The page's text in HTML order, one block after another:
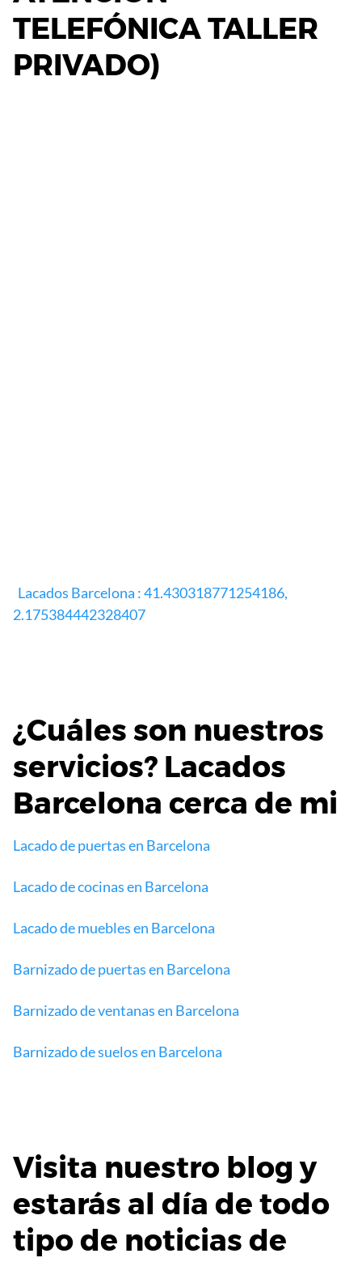
TELEFÓNICA TALLER
PRIVADO)
Lacados Barcelona : 41.430318771254186,
2.175384442328407
¿Cuáles son nuestros
servicios? Lacados
Barcelona cerca de mi
Lacado de puertas en Barcelona
Lacado de cocinas en Barcelona
Lacado de muebles en Barcelona
Barnizado de puertas en Barcelona
Barnizado de ventanas en Barcelona
Barnizado de suelos en Barcelona
Visita nuestro blog y
estarás al día de todo
tipo de noticias de